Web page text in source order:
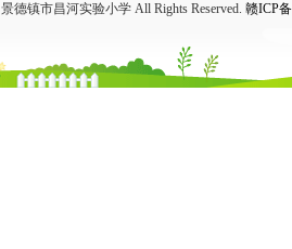
景德镇市昌河实验小学 All Rights Reserved. 赣ICP